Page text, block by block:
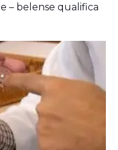
– belense qualifica